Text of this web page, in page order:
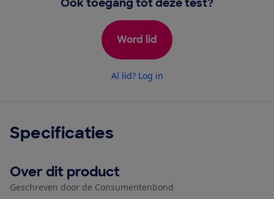
Word lid
Al lid? Log in
Specificaties
Over dit product
Geschreven door de Consumentenbond